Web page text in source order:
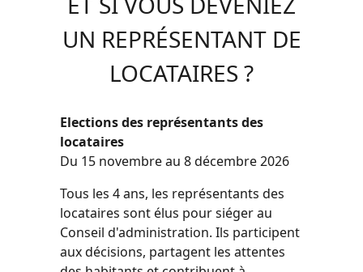
UN REPRÉSENTANT DE
LOCATAIRES ?
Elections des représentants des
locataires
Du 15 novembre au 8 décembre 2026
Tous les 4 ans, les représentants des
locataires sont élus pour siéger au
Conseil d'administration. Ils participent
aux décisions, partagent les attentes